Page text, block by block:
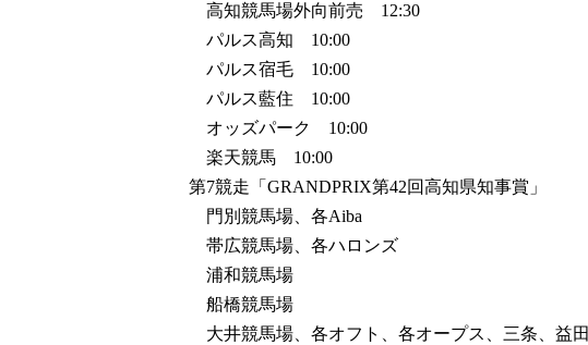
高知競馬場外向前売 12:30
パルス高知 10:00
パルス宿毛 10:00
パルス藍住 10:00
オッズパーク 10:00
楽天競馬 10:00
第7競走「GRANDPRIX第42回高知県知事賞」
門別競馬場、各Aiba
帯広競馬場、各ハロンズ
浦和競馬場
船橋競馬場
大井競馬場、各オフト、各オープス、三条、益田